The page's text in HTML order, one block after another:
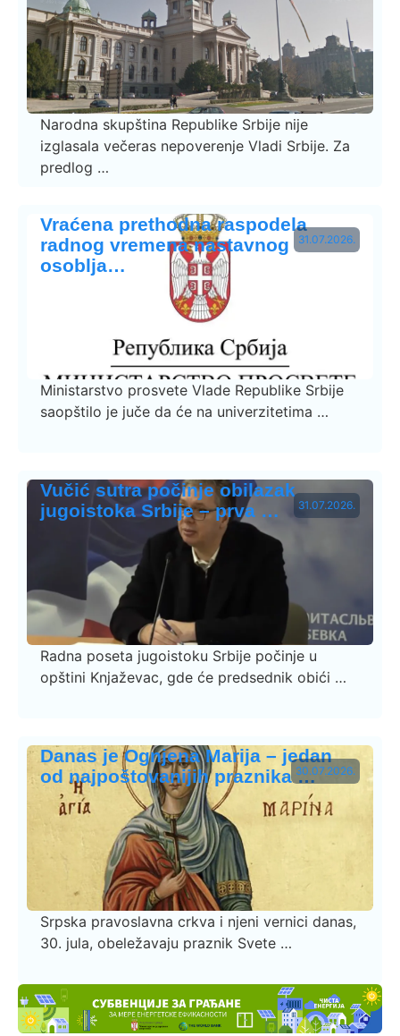
Narodna skupština Republike Srbije nije
izglasala večeras nepoverenje Vladi Srbije. Za
predlog …
31.07.2026.
Vraćena prethodna raspodela
radnog vremena nastavnog
osoblja…
Ministarstvo prosvete Vlade Republike Srbije
saopštilo je juče da će na univerzitetima …
31.07.2026.
Vučić sutra počinje obilazak
jugoistoka Srbije – prva …
Radna poseta jugoistoku Srbije počinje u
opštini Knjaževac, gde će predsednik obići …
30.07.2026.
Danas je Ognjena Marija – jedan
od najpoštovanijih praznika …
Srpska pravoslavna crkva i njeni vernici danas,
30. jula, obeležavaju praznik Svete …